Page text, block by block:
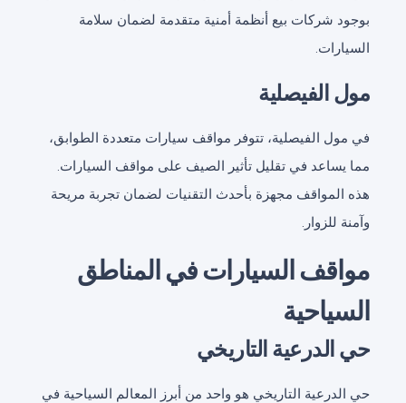
بوجود شركات بيع أنظمة أمنية متقدمة لضمان سلامة
السيارات.
مول الفيصلية
في مول الفيصلية، تتوفر مواقف سيارات متعددة الطوابق،
مما يساعد في تقليل تأثير الصيف على مواقف السيارات.
هذه المواقف مجهزة بأحدث التقنيات لضمان تجربة مريحة
وآمنة للزوار.
مواقف السيارات في المناطق
السياحية
حي الدرعية التاريخي
حي الدرعية التاريخي هو واحد من أبرز المعالم السياحية في